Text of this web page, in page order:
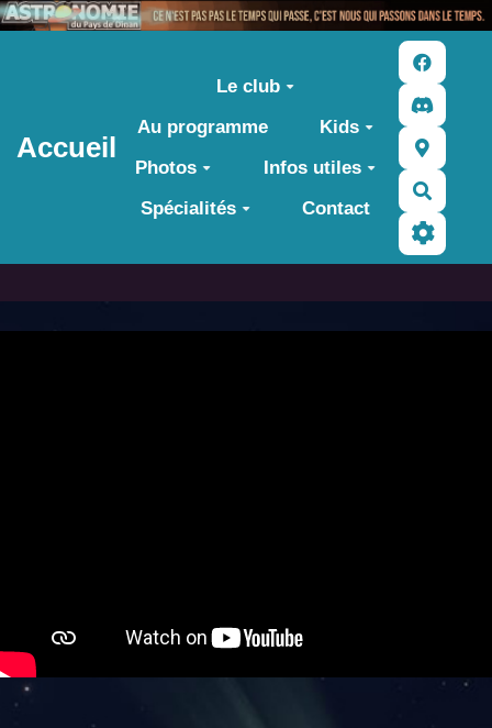
Accueil
Le club
Au programme
Kids
Photos
Infos utiles
Spécialités
Contact